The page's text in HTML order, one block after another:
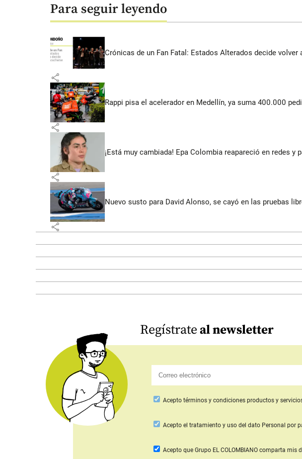
Para seguir leyendo
Crónicas de un Fan Fatal: Estados Alterados decide volver
share
Rappi pisa el acelerador en Medellín, ya suma 400.000
share
¡Está muy cambiada! Epa Colombia reapareció en redes y
share
Nuevo susto para David Alonso, se cayó en las pruebas
share
Regístrateal newsletter
Acepto términos y condiciones productos y
Aceptoel tratamiento y uso del dato Personal por
Acepto que Grupo EL COLOMBIANO comparta mis